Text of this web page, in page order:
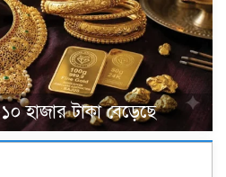
১০ হাজার টাকা বেড়েছে